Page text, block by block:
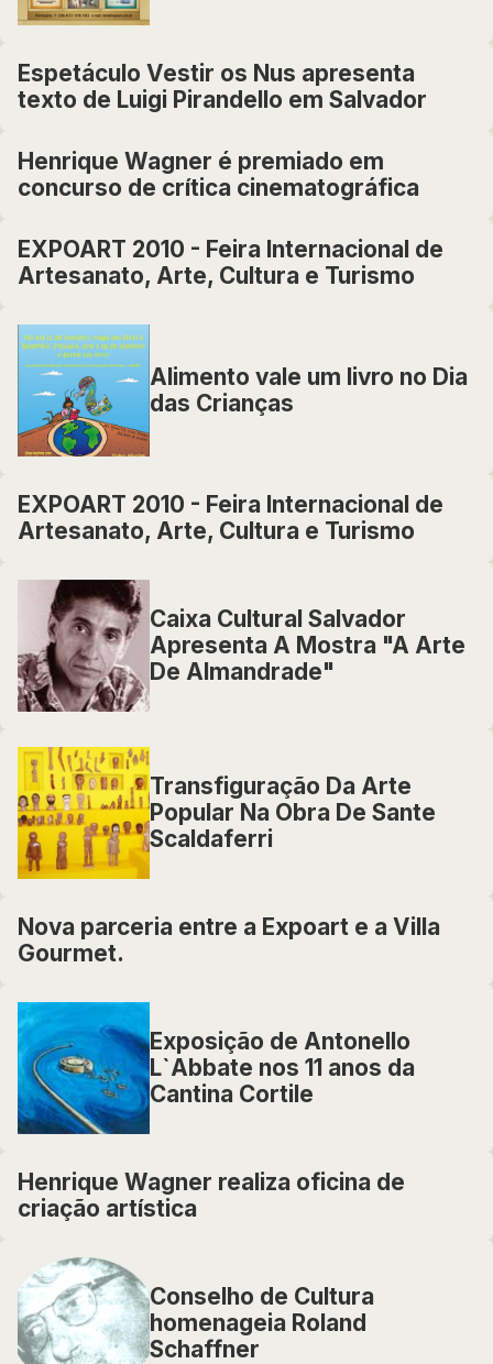
Espetáculo Vestir os Nus apresenta
texto de Luigi Pirandello em Salvador
Henrique Wagner é premiado em
concurso de crítica cinematográfica
EXPOART 2010 - Feira Internacional de
Artesanato, Arte, Cultura e Turismo
Alimento vale um livro no Dia
das Crianças
EXPOART 2010 - Feira Internacional de
Artesanato, Arte, Cultura e Turismo
Caixa Cultural Salvador
Apresenta A Mostra "A Arte
De Almandrade"
Transfiguração Da Arte
Popular Na Obra De Sante
Scaldaferri
Nova parceria entre a Expoart e a Villa
Gourmet.
Exposição de Antonello
L`Abbate nos 11 anos da
Cantina Cortile
Henrique Wagner realiza oficina de
criação artística
Conselho de Cultura
homenageia Roland
Schaffner